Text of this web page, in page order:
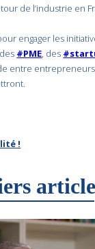
de l’industrie en
engager les
#PME, des
entre
!